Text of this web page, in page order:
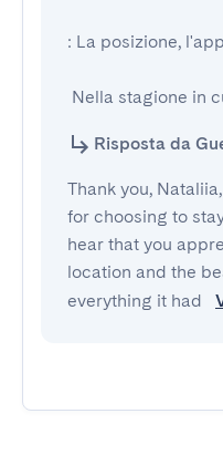
: La posizione,
Nella stagione in
Risposta da
Thank you,
for choosing to
hear that you
location and the
everything it had